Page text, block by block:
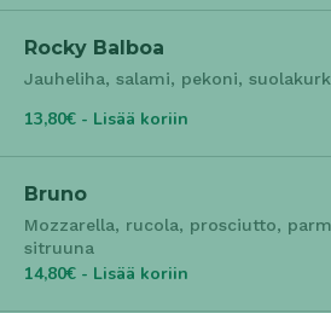
Rocky Balboa
Jauheliha, salami, pekoni,
13,80€ - Lisää koriin
Bruno
Mozzarella, rucola, prosciutto,
sitruuna
14,80€ - Lisää koriin